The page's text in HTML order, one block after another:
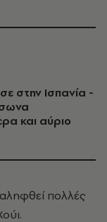
στην Ισπανία -
και αύριο
πολλές